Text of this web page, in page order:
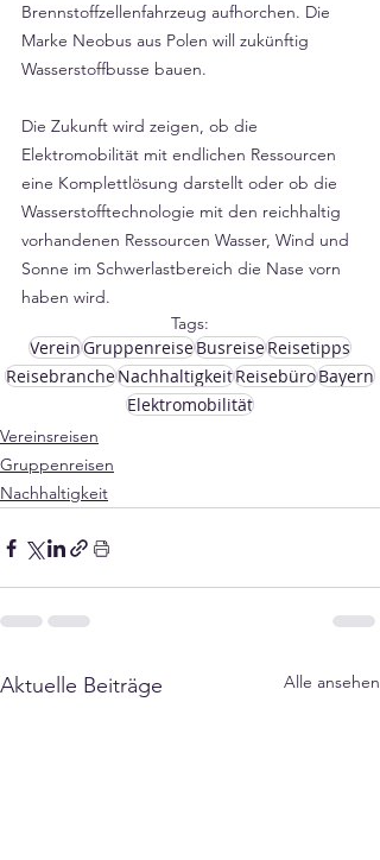
Brennstoffzellenfahrzeug aufhorchen. Die
Marke Neobus aus Polen will zukünftig
Wasserstoffbusse bauen.
Die Zukunft wird zeigen, ob die
Elektromobilität mit endlichen Ressourcen
eine Komplettlösung darstellt oder ob die
Wasserstofftechnologie mit den reichhaltig
vorhandenen Ressourcen Wasser, Wind und
Sonne im Schwerlastbereich die Nase vorn
haben wird.
Tags:
VereinGruppenreiseBusreiseReisetipps
ReisebrancheNachhaltigkeitReisebüroBayern
Elektromobilität
Vereinsreisen
Gruppenreisen
Nachhaltigkeit
Aktuelle Beiträge Alle ansehen